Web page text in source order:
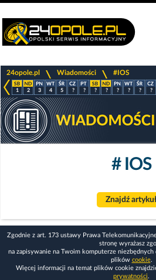
24opole.pl Wiadomości #IOS
1 2 3 4 5 ? ? ? ? ? ? ? ?
# IOS
Znajdź
Zgodnie z art. 173 ustawy Prawa
stronę wyrażasz
na zapisywanie na Twoim komputerze
plików cookie.
Więcej informacji na temat plików cookie
prywatności.